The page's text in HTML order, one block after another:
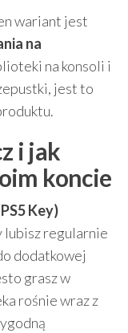
wariant jest
na
na konsoli i
jest to
i jak
koncie
Key)
lubisz regularnie
dodatkowej
grasz w
rośnie wraz z